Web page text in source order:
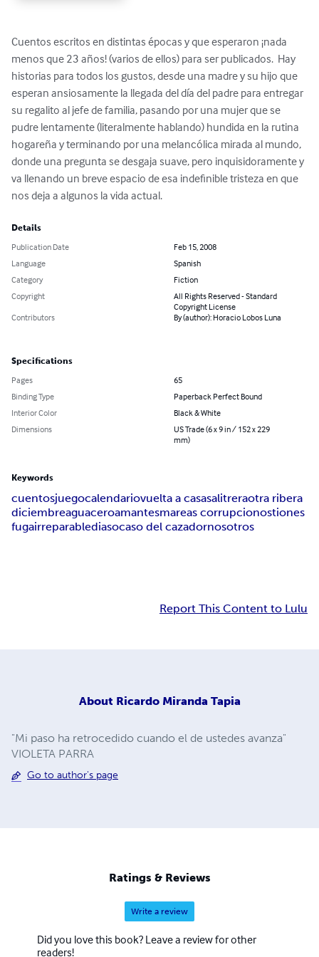
Cuentos escritos en distintas épocas y que esperaron ¡nada
menos que 23 años! (varios de ellos) para ser publicados.  Hay
historias para todos los gustos, desde una madre y su hijo que
esperan ansiosamente la llegada del día del padre para entregar
su regalito al jefe de familia, pasando por una mujer que se
pudre lentamente (literalmente hablando) hundida en la rutina
hogareña y terminando por una melancólica mirada al mundo,
donde una pregunta se desgaja suave, pero inquisidoramente y
va llenando un breve espacio de esa indefinible tristeza en que
nos deja a algunos la vida actual.
Details
Publication Date
Feb 15, 2008
Language
Spanish
Category
Fiction
Copyright
All Rights Reserved - Standard
Copyright License
Contributors
By (author): Horacio Lobos Luna
Specifications
Pages
65
Binding Type
Paperback Perfect Bound
Interior Color
Black & White
Dimensions
US Trade (6 x 9 in / 152 x 229
mm)
Keywords
cuentosjuegocalendariovuelta a casasalitreraotra ribera
diciembreaguaceroamantesmareas corrupcionostiones
fugairreparablediasocaso del cazadornosotros
Report This Content to Lulu
About Ricardo Miranda Tapia
"Mi paso ha retrocedido cuando el de ustedes avanza"
VIOLETA PARRA
Go to author's page
Ratings & Reviews
Write a review
Did you love this book? Leave a review for other
readers!